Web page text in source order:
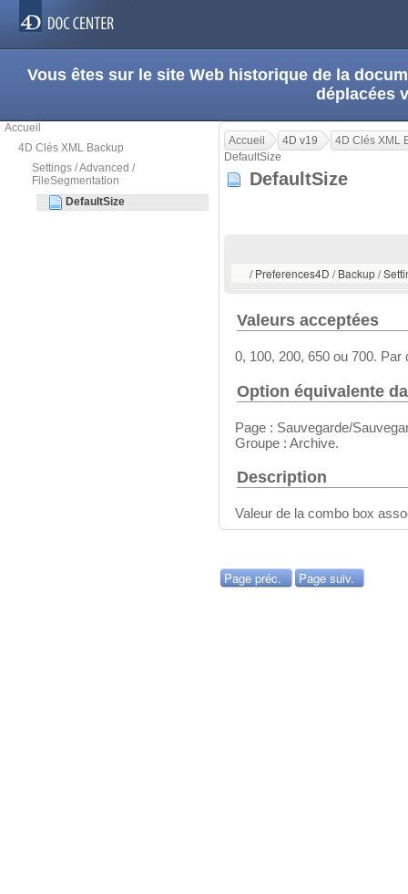
Vous êtes sur le site Web historique de la
déplacées
Accueil
4D Clés XML Backup
Settings / Advanced /
FileSegmentation
DefaultSize
Accueil 4D v19
4D Clés XML
DefaultSize
DefaultSize
/ Preferences4D / Backup /
Valeurs acceptées
0, 100, 200, 650 ou 700. Par
Option équivalente
Page : Sauvegarde/
Groupe : Archive.
Description
Valeur de la combo box
Page préc. Page suiv.